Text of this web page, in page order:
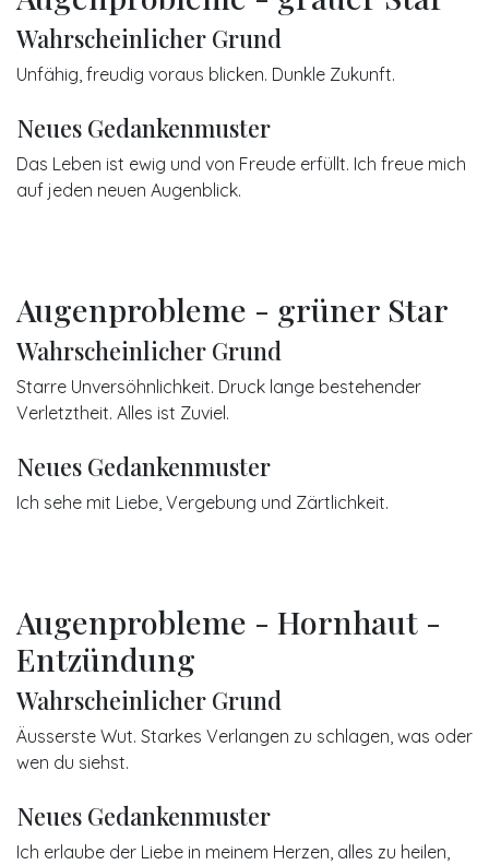
Wahrscheinlicher Grund
Unfähig, freudig voraus blicken. Dunkle Zukunft.
Neues Gedankenmuster
Das Leben ist ewig und von Freude erfüllt. Ich freue mich
auf jeden neuen Augenblick.
Augenprobleme - grüner Star
Wahrscheinlicher Grund
Starre Unversöhnlichkeit. Druck lange bestehender
Verletztheit. Alles ist Zuviel.
Neues Gedankenmuster
Ich sehe mit Liebe, Vergebung und Zärtlichkeit.
Augenprobleme - Hornhaut -
Entzündung
Wahrscheinlicher Grund
Äusserste Wut. Starkes Verlangen zu schlagen, was oder
wen du siehst.
Neues Gedankenmuster
Ich erlaube der Liebe in meinem Herzen, alles zu heilen,